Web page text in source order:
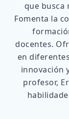
que busca
Fomenta la
docentes.
en
innovación
profesor,